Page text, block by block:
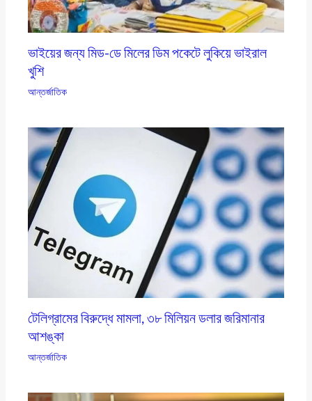
ভাইয়ের জন্য মিড-ডে মিলের ডিম পকেটে লুকিয়ে ভাইরাল
খুশি
আন্তর্জাতিক
টেলিগ্রামের বিরুদ্ধে মামলা, ৩৮ মিলিয়ন ডলার জরিমানার
আশঙ্কা
আন্তর্জাতিক